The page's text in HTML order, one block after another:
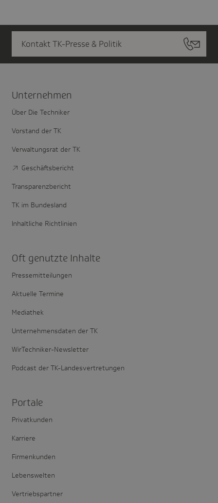
Kontakt TK-Presse & Politik
Unter­nehmen
Über Die Techniker
Vorstand der TK
Verwaltungsrat der TK
Geschäftsbericht
Transparenzbericht
TK im Bundesland
Inhaltliche Richtlinien
Oft genutzte Inhalte
Pressemitteilungen
Aktuelle Termine
Mediathek
Unternehmensdaten der TK
WirTechniker-Newsletter
Podcast der TK-Landesvertretungen
Portale
Privatkunden
Karriere
Firmenkunden
Lebenswelten
Vertriebspartner